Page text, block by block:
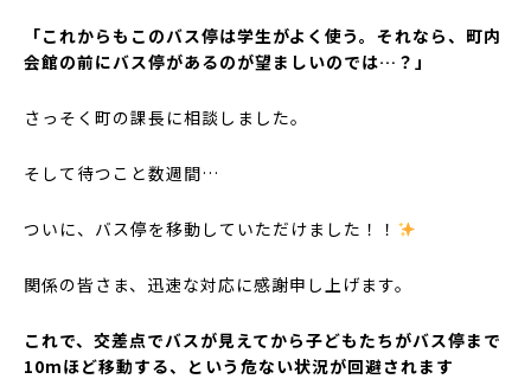
「これからもこのバス停は学生がよく使う。それなら、町内
会館の前にバス停があるのが望ましいのでは…？」
さっそく町の課長に相談しました。
そして待つこと数週間…
ついに、バス停を移動していただけました！！
関係の皆さま、迅速な対応に感謝申し上げます。
これで、交差点でバスが見えてから子どもたちがバス停まで
10mほど移動する、という危ない状況が回避されます